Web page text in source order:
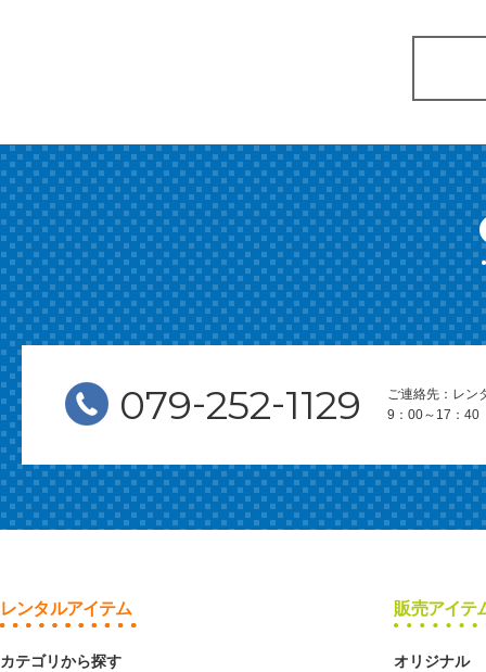
079-252-1129
ご連絡先：レン
9：00～17：
レンタルアイテム
カテゴリから探す
販売アイテ
オリジナル